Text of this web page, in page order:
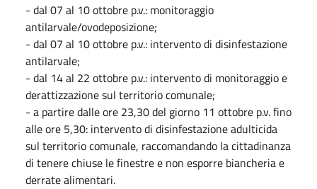
- dal 07 al 10 ottobre p.v.: monitoraggio
antilarvale/ovodeposizione;
- dal 07 al 10 ottobre p.v.: intervento di disinfestazione
antilarvale;
- dal 14 al 22 ottobre p.v.: intervento di monitoraggio e
derattizzazione sul territorio comunale;
- a partire dalle ore 23,30 del giorno 11 ottobre p.v. fino
alle ore 5,30: intervento di disinfestazione adulticida
sul territorio comunale, raccomandando la cittadinanza
di tenere chiuse le finestre e non esporre biancheria e
derrate alimentari.